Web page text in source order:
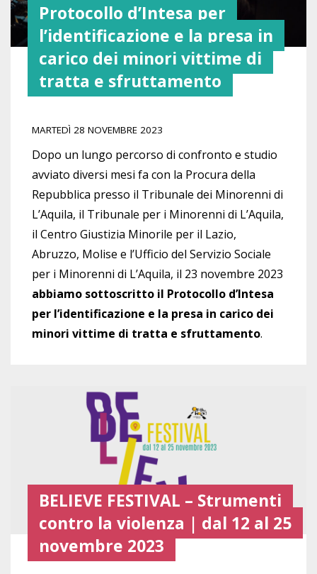
Protocollo d’Intesa per
l’identificazione e la presa in
carico dei minori vittime di
tratta e sfruttamento
MARTEDÌ 28 NOVEMBRE 2023
Dopo un lungo percorso di confronto e studio
avviato diversi mesi fa con la Procura della
Repubblica presso il Tribunale dei Minorenni di
L’Aquila, il Tribunale per i Minorenni di L’Aquila,
il Centro Giustizia Minorile per il Lazio,
Abruzzo, Molise e l’Ufficio del Servizio Sociale
per i Minorenni di L’Aquila, il 23 novembre 2023
abbiamo sottoscritto il Protocollo d’Intesa
per l’identificazione e la presa in carico dei
minori vittime di tratta e sfruttamento.
BELIEVE FESTIVAL – Strumenti
contro la violenza | dal 12 al 25
novembre 2023